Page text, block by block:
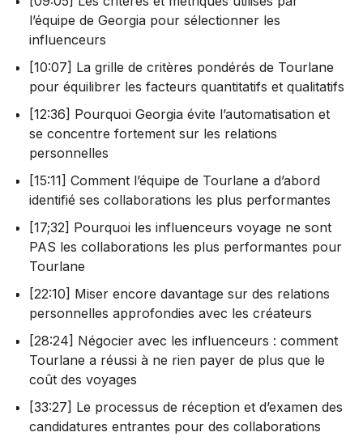
l’équipe de Georgia pour sélectionner les
influenceurs
[10:07] La grille de critères pondérés de Tourlane
pour équilibrer les facteurs quantitatifs et qualitatifs
[12:36] Pourquoi Georgia évite l’automatisation et
se concentre fortement sur les relations
personnelles
[15:11] Comment l’équipe de Tourlane a d’abord
identifié ses collaborations les plus performantes
[17;32] Pourquoi les influenceurs voyage ne sont
PAS les collaborations les plus performantes pour
Tourlane
[22:10] Miser encore davantage sur des relations
personnelles approfondies avec les créateurs
[28:24] Négocier avec les influenceurs : comment
Tourlane a réussi à ne rien payer de plus que le
coût des voyages
[33:27] Le processus de réception et d’examen des
candidatures entrantes pour des collaborations